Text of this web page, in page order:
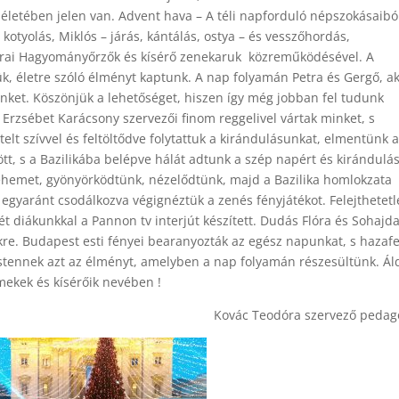
életében jelen van. Advent hava – A téli napforduló
Miklós – járás, kántálás, ostya – és vesszőhordás,
Hagyományőrzők és kísérő zenekaruk közreműködésével. A
életre szóló élményt kaptunk. A nap folyamán Petra és Gergő,
Köszönjük a lehetőséget, hiszen így még jobban fel tudunk
Karácsony szervezői finom reggelivel vártak minket, s
szívvel és feltöltődve folytattuk a kirándulásunkat, elmentünk a
s a Bazilikába belépve hálát adtunk a szép napért és
gyönyörködtünk, nézelődtünk, majd a Bazilika homlokzata
csodálkozva végignéztük a zenés fényjátékot.
diákunkkal a Pannon tv interjút készített. Dudás Flóra és
Budapest esti fényei bearanyozták az egész napunkat, s
azt az élményt, amelyben a nap folyamán részesültünk.
és kísérőik nevében !
Kovác Teodóra szervező